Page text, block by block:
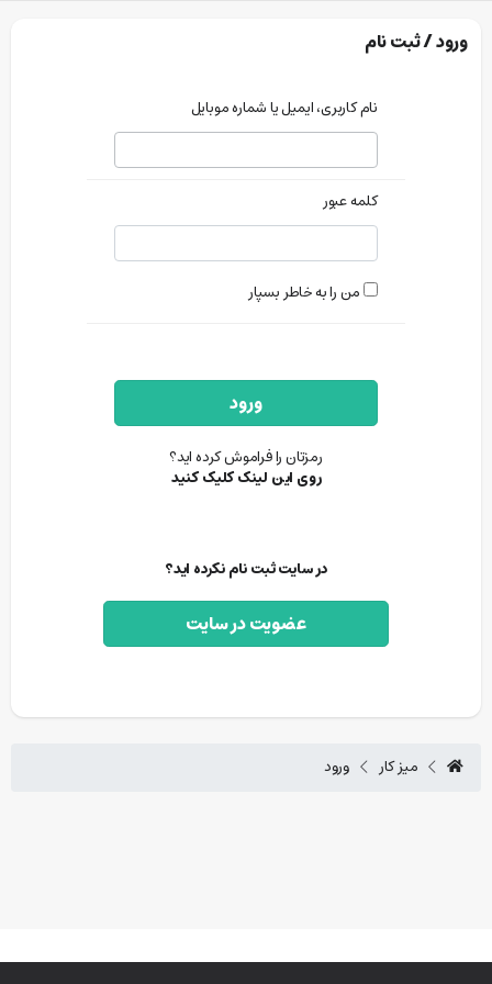
ورود / ثبت نام
نام کاربری، ایمیل یا شماره موبایل
کلمه عبور
من را به خاطر بسپار
ورود
رمزتان را فراموش کرده اید؟
روی این لینک کلیک کنید
در سایت ثبت نام نکرده اید؟
عضویت در سایت
میز کار ورود